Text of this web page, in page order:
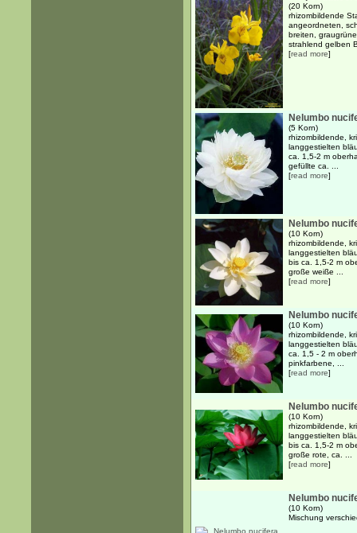
(20 Korn)
rhizombildende
angeordneten,
breiten,
strahlend gelben
[read more]
Nelumbo
(5 Korn)
rhizombildende,
langgestielten
ca. 1,5-2 m
gefüllte ca. ...
[read more]
Nelumbo
(10 Korn)
rhizombildende,
langgestielten
bis ca. 1,5-2 m
große weiße ...
[read more]
Nelumbo
(10 Korn)
rhizombildende,
langgestielten
ca. 1,5 - 2 m
pinkfarbene, ...
[read more]
Nelumbo
(10 Korn)
rhizombildende,
langgestielten
bis ca. 1,5-2 m
große rote, ca. ...
[read more]
Nelumbo
(10 Korn)
Mischung